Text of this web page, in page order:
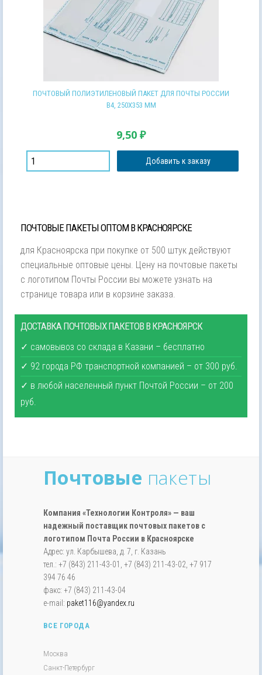
ПОЧТОВЫЙ ПОЛИЭТИЛЕНОВЫЙ ПАКЕТ ДЛЯ ПОЧТЫ РОССИИ
В4, 250Х353 ММ
9,50 ₽
Добавить к заказу
ПОЧТОВЫЕ ПАКЕТЫ ОПТОМ В КРАСНОЯРСКЕ
для Красноярска при покупке от 500 штук действуют
специальные оптовые цены. Цену на почтовые пакеты
с логотипом Почты России вы можете узнать на
странице товара или в корзине заказа.
ДОСТАВКА ПОЧТОВЫХ ПАКЕТОВ В КРАСНОЯРСК
✓ самовывоз со склада в Казани – бесплатно
✓ 92 города РФ транспортной компанией – от 300 руб.
✓ в любой населенный пункт Почтой России – от 200
руб.
Почтовые пакеты
Компания «Технологии Контроля» — ваш
надежный поставщик почтовых пакетов с
логотипом Почта России в Красноярске
Адрес: ул. Карбышева, д. 7, г. Казань
тел.: +7 (843) 211-43-01, +7 (843) 211-43-02, +7 917
394 76 46
факс: +7 (843) 211-43-04
e-mail: paket116@yandex.ru
ВСЕ ГОРОДА
Москва
Санкт-Петербург